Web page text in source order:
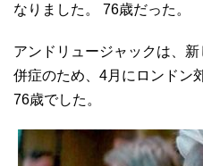
なりました。 76歳だった。
アンドリュージャックは、
併症のため、4月にロンドン
76歳でした。